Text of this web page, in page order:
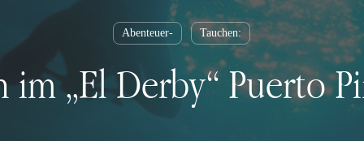
Abenteuer- Tauchen:
im „El Derby“ Puerto